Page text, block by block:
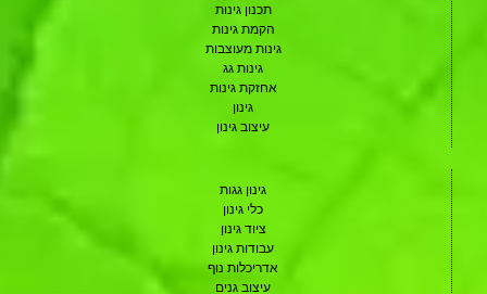
תכנון גינות
הקמת גינות
גינות מעוצבות
גינות גג
אחזקת גינות
גינון
עיצוב גינון
גינון גגות
כלי גינון
ציוד גינון
עבודות גינון
אדריכלות נוף
עיצוב גנים